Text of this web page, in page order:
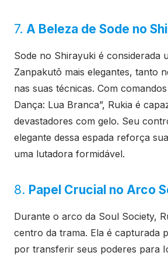
7. A Beleza de Sode no
Sode no Shirayuki é considerada
Zanpakutō mais elegantes, tanto
nas suas técnicas. Com
Dança: Lua Branca”, Rukia é
devastadores com gelo. Seu
elegante dessa espada reforça
uma lutadora formidável.
8. Papel Crucial no Arco
Durante o arco da Soul Society,
centro da trama. Ela é capturada
por transferir seus poderes para